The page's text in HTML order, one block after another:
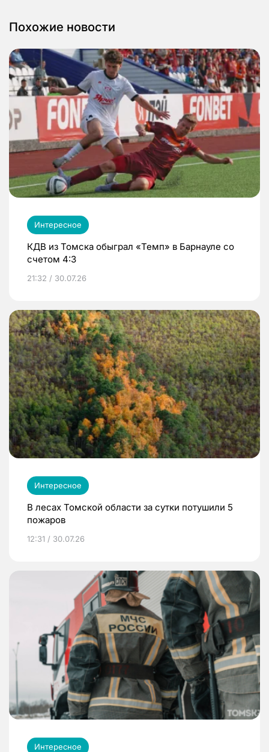
Похожие новости
Интересное
КДВ из Томска обыграл «Темп» в Барнауле со
счетом 4:3
21:32 / 30.07.26
Интересное
В лесах Томской области за сутки потушили 5
пожаров
12:31 / 30.07.26
Интересное